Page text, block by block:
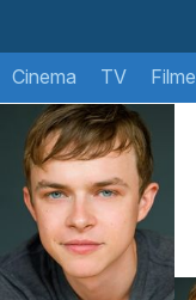
Cinema TV Filme